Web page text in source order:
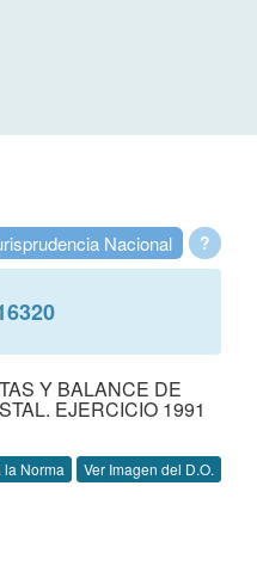
?
Nacional
Y BALANCE DE
EJERCICIO 1991
la Norma Ver Imagen del D.O.